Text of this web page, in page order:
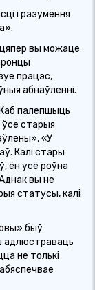
і разумення
вы можаце
працэс,
абнаўленні.
палепшыць
старыя
«У
Калі стары
ён усё роўна
вы не
статусы, калі
быў
адлюстраваць
не толькі